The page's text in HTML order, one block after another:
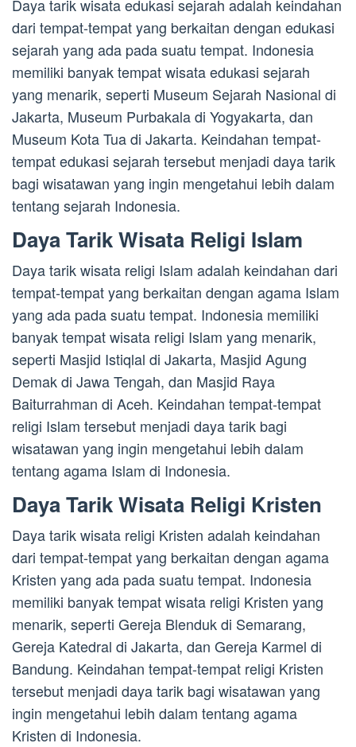
Daya tarik wisata edukasi sejarah adalah keindahan
dari tempat-tempat yang berkaitan dengan edukasi
sejarah yang ada pada suatu tempat. Indonesia
memiliki banyak tempat wisata edukasi sejarah
yang menarik, seperti Museum Sejarah Nasional di
Jakarta, Museum Purbakala di Yogyakarta, dan
Museum Kota Tua di Jakarta. Keindahan tempat-
tempat edukasi sejarah tersebut menjadi daya tarik
bagi wisatawan yang ingin mengetahui lebih dalam
tentang sejarah Indonesia.
Daya Tarik Wisata Religi Islam
Daya tarik wisata religi Islam adalah keindahan dari
tempat-tempat yang berkaitan dengan agama Islam
yang ada pada suatu tempat. Indonesia memiliki
banyak tempat wisata religi Islam yang menarik,
seperti Masjid Istiqlal di Jakarta, Masjid Agung
Demak di Jawa Tengah, dan Masjid Raya
Baiturrahman di Aceh. Keindahan tempat-tempat
religi Islam tersebut menjadi daya tarik bagi
wisatawan yang ingin mengetahui lebih dalam
tentang agama Islam di Indonesia.
Daya Tarik Wisata Religi Kristen
Daya tarik wisata religi Kristen adalah keindahan
dari tempat-tempat yang berkaitan dengan agama
Kristen yang ada pada suatu tempat. Indonesia
memiliki banyak tempat wisata religi Kristen yang
menarik, seperti Gereja Blenduk di Semarang,
Gereja Katedral di Jakarta, dan Gereja Karmel di
Bandung. Keindahan tempat-tempat religi Kristen
tersebut menjadi daya tarik bagi wisatawan yang
ingin mengetahui lebih dalam tentang agama
Kristen di Indonesia.